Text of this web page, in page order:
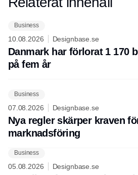
Annons
Business
10.08.2026 Designbase.se
Danmark har förlorat 1 170
på fem år
Business
07.08.2026 Designbase.se
Nya regler skärper kraven
marknadsföring
Business
05.08.2026 Designbase.se